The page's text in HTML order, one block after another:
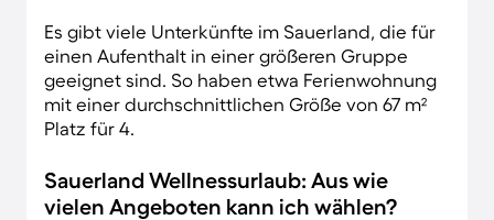
Es gibt viele Unterkünfte im Sauerland, die für
einen Aufenthalt in einer größeren Gruppe
geeignet sind. So haben etwa Ferienwohnung
mit einer durchschnittlichen Größe von 67 m²
Platz für 4.
Sauerland Wellnessurlaub: Aus wie
vielen Angeboten kann ich wählen?